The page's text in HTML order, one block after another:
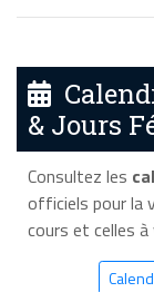
& Jours
Consultez les
officiels pour la
cours et celles à